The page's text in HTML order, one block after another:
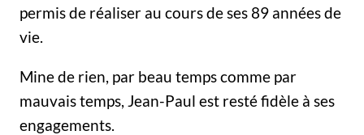
permis de réaliser au cours de ses 89 années de
vie.
Mine de rien, par beau temps comme par
mauvais temps, Jean-Paul est resté fidèle à ses
engagements.